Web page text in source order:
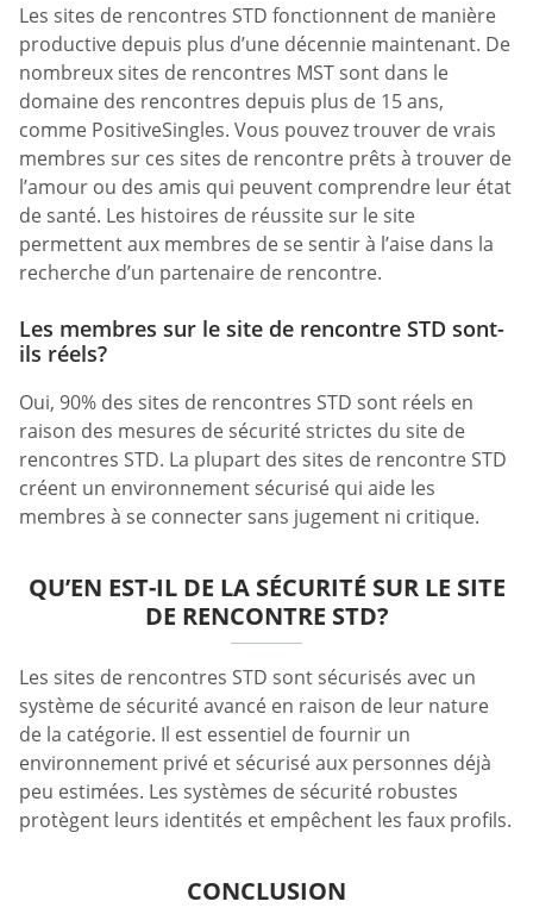
Les sites de rencontres STD fonctionnent de manière
productive depuis plus d’une décennie maintenant. De
nombreux sites de rencontres MST sont dans le
domaine des rencontres depuis plus de 15 ans,
comme PositiveSingles. Vous pouvez trouver de vrais
membres sur ces sites de rencontre prêts à trouver de
l’amour ou des amis qui peuvent comprendre leur état
de santé. Les histoires de réussite sur le site
permettent aux membres de se sentir à l’aise dans la
recherche d’un partenaire de rencontre.
Les membres sur le site de rencontre STD sont-
ils réels?
Oui, 90% des sites de rencontres STD sont réels en
raison des mesures de sécurité strictes du site de
rencontres STD. La plupart des sites de rencontre STD
créent un environnement sécurisé qui aide les
membres à se connecter sans jugement ni critique.
QU’EN EST-IL DE LA SÉCURITÉ SUR LE SITE
DE RENCONTRE STD?
Les sites de rencontres STD sont sécurisés avec un
système de sécurité avancé en raison de leur nature
de la catégorie. Il est essentiel de fournir un
environnement privé et sécurisé aux personnes déjà
peu estimées. Les systèmes de sécurité robustes
protègent leurs identités et empêchent les faux profils.
CONCLUSION